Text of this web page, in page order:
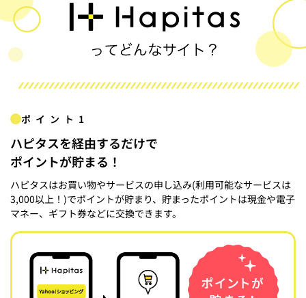
ポイント1
ハピタスを経由するだけで
ポイントが貯まる！
ハピタスはお買い物やサービスの申し込み(利用可能なサービスは
3,000以上！)でポイントが貯まり、貯まったポイントは現金や電子
マネー、ギフト券などに交換できます。